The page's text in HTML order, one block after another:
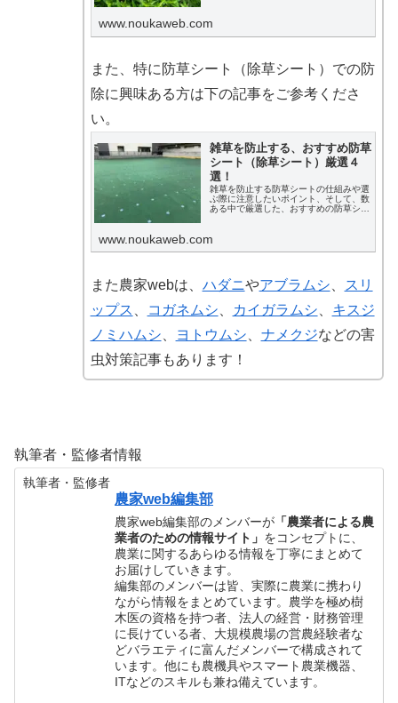
www.noukaweb.com
また、特に防草シート（除草シート）での防
除に興味ある方は下の記事をご参考くださ
い。
雑草を防止する、おすすめ防草
シート（除草シート）厳選４
選！
雑草を防止する防草シートの仕組みや選
ぶ際に注意したいポイント、そして、数
ある中で厳選した、おすすめの防草シー
www.noukaweb.com
また農家webは、 ハダニやアブラムシ
スリ
ップス
コガネムシ カイガラムシ
キスジ
ノミハムシ
ヨトウムシ ナメクジなどの害
虫対策記事もあります！
執筆者・監修者情報
執筆者・監修者
農家web編集部
農家web編集部のメンバーが 「農業者による農
業者のための情報サイト」 をコンセプトに、
農業に関するあらゆる情報を丁寧にまとめて
お届けしていきます。
編集部のメンバーは皆、実際に農業に携わり
ながら情報をまとめています。農学を極め樹
木医の資格を持つ者、法人の経営・財務管理
に長けている者、大規模農場の営農経験者な
どバラエティに富んだメンバーで構成されて
います。他にも農機具やスマート農業機器、
ITなどのスキルも兼ね備えています。